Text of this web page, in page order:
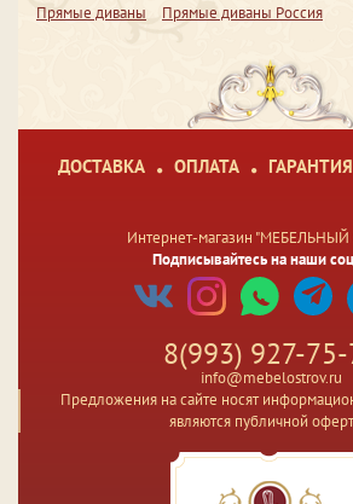
Прямые диваны Прямые диваны Россия
ДОСТАВКА ОПЛАТА ГАРАНТИЯ
Интернет-магазин
Подписывайтесь на наши
8(993) 927-
info@mebelostrov.ru
Предложения на сайте носят
являются публичной